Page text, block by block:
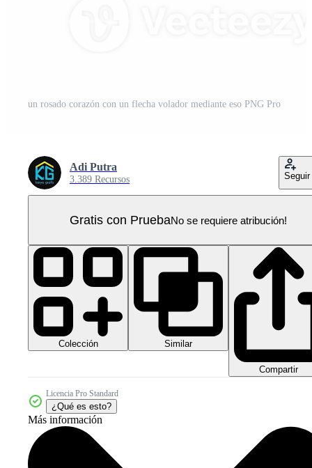
un rosado corazón con un flecha volador mediante eso PNG Pro
Adi Putra
3.389 Recursos Seguir
Gratis con PruebaNo se requiere atribución!
Colección Similar
Compartir
Licencia Pro Standard
¿Qué es esto?
Más información